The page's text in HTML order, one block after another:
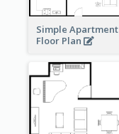
Simple Apartment
Floor Plan